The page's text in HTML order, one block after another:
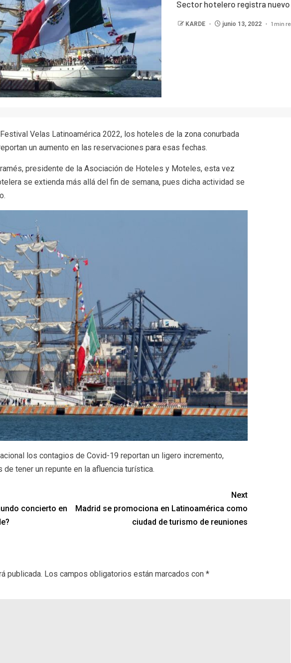
Sector hotelero registra
KARDE junio 13, 2022 1 min
Velas Latinoamérica 2022, los hoteles de la zona conurbada
un aumento en las reservaciones para esas fechas.
presidente de la Asociación de Hoteles y Moteles, esta vez
se extienda más allá del fin de semana, pues dicha actividad se
los contagios de Covid-19 reportan un ligero incremento,
tener un repunte en la afluencia turística.
concierto en
Next
Madrid se promociona en Latinoamérica como
ciudad de turismo de reuniones
publicada. Los campos obligatorios están marcados con *